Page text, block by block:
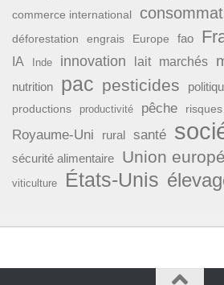
commerce international
déforestation engrais Europe fao
IA Inde innovation lait marchés
nutrition pac pesticides
productions productivité pêche risques
Royaume-Uni rural santé
sécurité alimentaire Union
viticulture États-Unis